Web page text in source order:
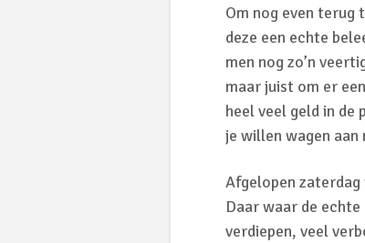
Om nog even terug
deze een echte
men nog zo’n
maar juist om er
heel veel geld in
je willen wagen
Afgelopen zaterdag
Daar waar de
verdiepen, veel